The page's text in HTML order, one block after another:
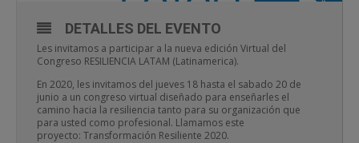
DETALLES DEL EVENTO
Les invitamos a participar a la nueva edición Virtual del
Congreso RESILIENCIA LATAM (Latinamerica).
En 2020, les invitamos del jueves 18 hasta el sabado 20 de
junio a un congreso virtual diseñado para enseñarles el
camino hacia la resiliencia tanto para su organización que
para usted como profesional. Llamamos este
proyecto: Transformación Resiliente 2020.